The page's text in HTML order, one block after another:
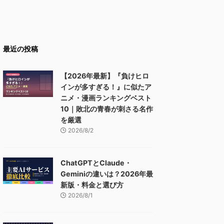
最近の投稿
【2026年最新】『負けヒロ
インが多すぎる！』に似たア
ニメ・漫画ランキングベスト
10｜敗北の青春が刺さる名作
を厳選
2026/8/2
ChatGPTとClaude・
Geminiの違いは？2026年最
新版・料金と選び方
2026/8/1